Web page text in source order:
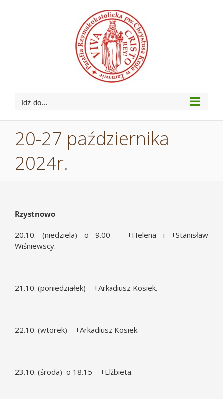
Idź do...
20-27 października
2024r.
Rzystnowo
20.10. (niedziela) o 9.00 – +Helena i +Stanisław
Wiśniewscy.
21.10. (poniedziałek) – +Arkadiusz Kosiek.
22.10. (wtorek) – +Arkadiusz Kosiek.
23.10. (środa) o 18.15 – +Elżbieta.